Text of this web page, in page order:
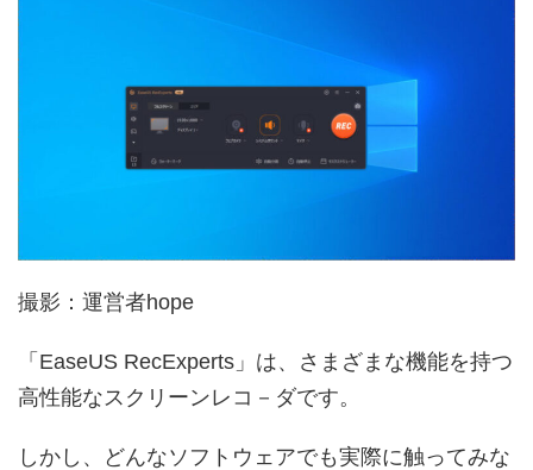
撮影：運営者hope
「EaseUS RecExperts」は、さまざまな機能を持つ
高性能なスクリーンレコ－ダです。
しかし、どんなソフトウェアでも実際に触ってみな